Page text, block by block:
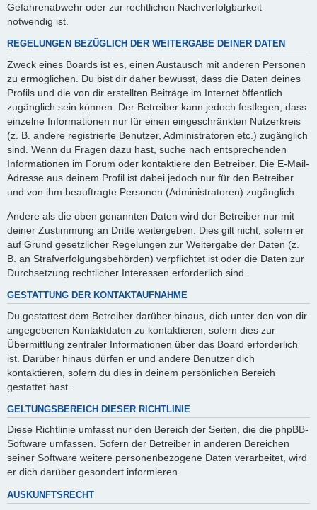
Gefahrenabwehr oder zur rechtlichen Nachverfolgbarkeit
notwendig ist.
REGELUNGEN BEZÜGLICH DER WEITERGABE DEINER DATEN
Zweck eines Boards ist es, einen Austausch mit anderen Personen
zu ermöglichen. Du bist dir daher bewusst, dass die Daten deines
Profils und die von dir erstellten Beiträge im Internet öffentlich
zugänglich sein können. Der Betreiber kann jedoch festlegen, dass
einzelne Informationen nur für einen eingeschränkten Nutzerkreis
(z. B. andere registrierte Benutzer, Administratoren etc.) zugänglich
sind. Wenn du Fragen dazu hast, suche nach entsprechenden
Informationen im Forum oder kontaktiere den Betreiber. Die E-Mail-
Adresse aus deinem Profil ist dabei jedoch nur für den Betreiber
und von ihm beauftragte Personen (Administratoren) zugänglich.
Andere als die oben genannten Daten wird der Betreiber nur mit
deiner Zustimmung an Dritte weitergeben. Dies gilt nicht, sofern er
auf Grund gesetzlicher Regelungen zur Weitergabe der Daten (z.
B. an Strafverfolgungsbehörden) verpflichtet ist oder die Daten zur
Durchsetzung rechtlicher Interessen erforderlich sind.
GESTATTUNG DER KONTAKTAUFNAHME
Du gestattest dem Betreiber darüber hinaus, dich unter den von dir
angegebenen Kontaktdaten zu kontaktieren, sofern dies zur
Übermittlung zentraler Informationen über das Board erforderlich
ist. Darüber hinaus dürfen er und andere Benutzer dich
kontaktieren, sofern du dies in deinem persönlichen Bereich
gestattet hast.
GELTUNGSBEREICH DIESER RICHTLINIE
Diese Richtlinie umfasst nur den Bereich der Seiten, die die phpBB-
Software umfassen. Sofern der Betreiber in anderen Bereichen
seiner Software weitere personenbezogene Daten verarbeitet, wird
er dich darüber gesondert informieren.
AUSKUNFTSRECHT